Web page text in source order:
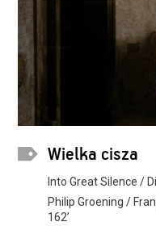
Wielka cisza
Into Great Silence /
Philip Groening /
162’